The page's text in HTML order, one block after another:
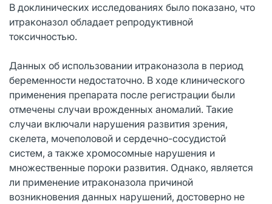
В доклинических исследованиях было показано, что
итраконазол обладает репродуктивной
токсичностью.
Данных об использовании итраконазола в период
беременности недостаточно. В ходе клинического
применения препарата после регистрации были
отмечены случаи врожденных аномалий. Такие
случаи включали нарушения развития зрения,
скелета, мочеполовой и сердечно-сосудистой
систем, а также хромосомные нарушения и
множественные пороки развития. Однако, является
ли применение итраконазола причиной
возникновения данных нарушений, достоверно не